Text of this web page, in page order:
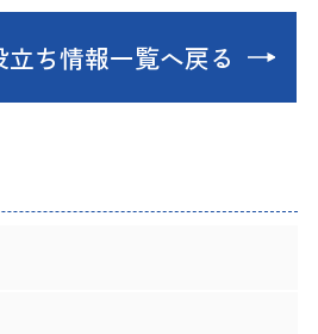
ち情報一覧へ戻る